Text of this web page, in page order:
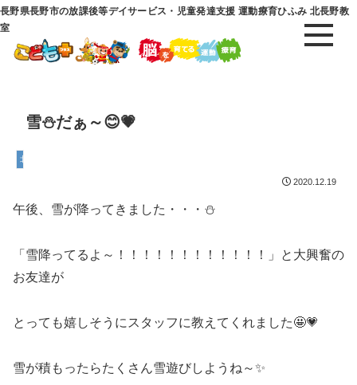
長野県長野市の放課後等デイサービス・児童発達支援 運動療育ひふみ 北長野教
室
雪⛄だぁ～😊💗
北長野教室
2020.12.19
午後、雪が降ってきました・・・⛄
「雪降ってるよ～！！！！！！！！！！！！」と大興奮の
お友達が
とっても嬉しそうにスタッフに教えてくれました🤩💗
雪が積もったらたくさん雪遊びしようね～✨